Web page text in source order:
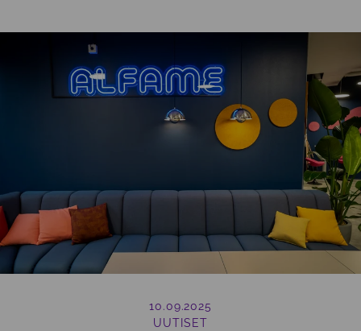
10.09.2025
UUTISET